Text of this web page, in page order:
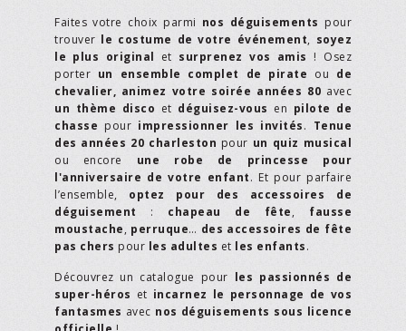
Faites votre choix parmi nos déguisements pour
trouver le costume de votre événement, soyez
le plus original et surprenez vos amis ! Osez
porter un ensemble complet de pirate ou de
chevalier, animez votre soirée années 80 avec
un thème disco et déguisez-vous en pilote de
chasse pour impressionner les invités. Tenue
des années 20 charleston pour un quiz musical
ou encore une robe de princesse pour
l'anniversaire de votre enfant. Et pour parfaire
l’ensemble, optez pour des accessoires de
déguisement : chapeau de fête, fausse
moustache, perruque… des accessoires de fête
pas chers pour les adultes et les enfants.
Découvrez un catalogue pour les passionnés de
super-héros et incarnez le personnage de vos
fantasmes avec nos déguisements sous licence